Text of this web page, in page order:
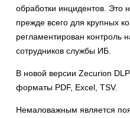
обработки инцидентов. Это
прежде всего для крупных
регламентирован контроль
сотрудников службы ИБ.
В новой версии Zecurion
форматы PDF, Excel, TSV.
Немаловажным является